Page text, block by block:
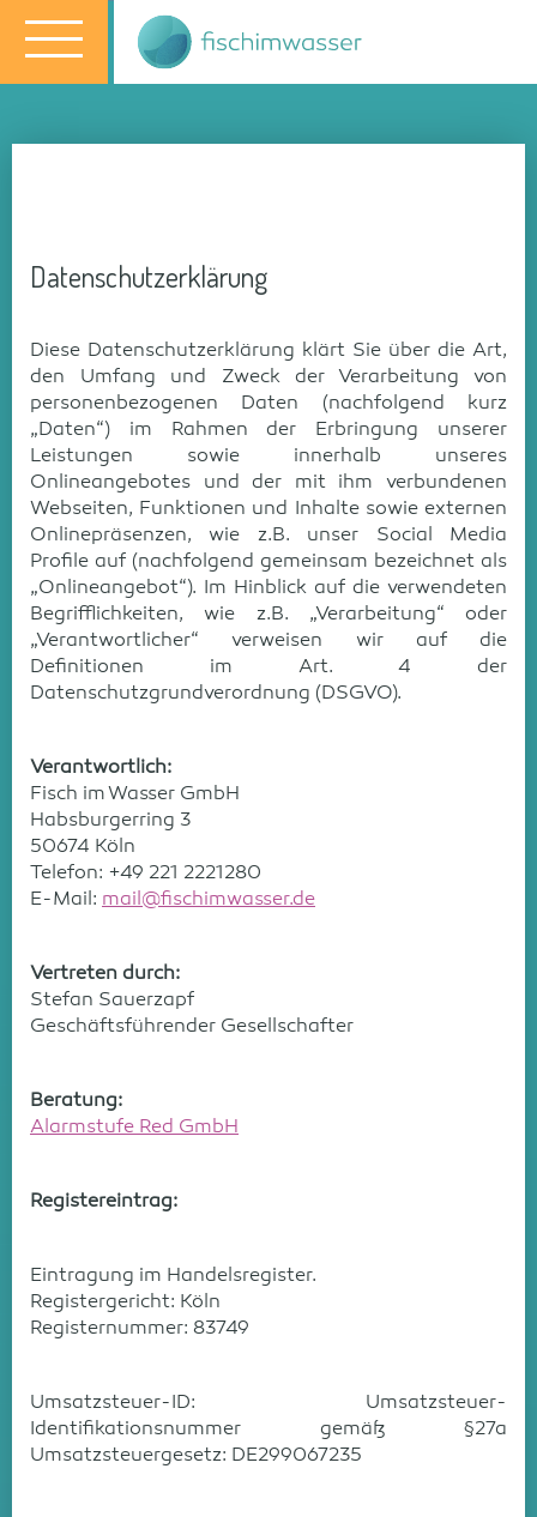
Datenschutzerklärung
Diese Datenschutzerklärung klärt Sie über die Art,
den Umfang und Zweck der Verarbeitung von
personenbezogenen Daten (nachfolgend kurz
„Daten“) im Rahmen der Erbringung unserer
Leistungen sowie innerhalb unseres
Onlineangebotes und der mit ihm verbundenen
Webseiten, Funktionen und Inhalte sowie externen
Onlinepräsenzen, wie z.B. unser Social Media
Profile auf (nachfolgend gemeinsam bezeichnet als
„Onlineangebot“). Im Hinblick auf die verwendeten
Begrifflichkeiten, wie z.B. „Verarbeitung“ oder
„Verantwortlicher“ verweisen wir auf die
Definitionen im Art. 4 der
Datenschutzgrundverordnung (DSGVO).
Verantwortlich:
Fisch im Wasser GmbH
Habsburgerring 3
50674 Köln
Telefon: +49 221 2221280
E-Mail: mail@fischimwasser.de
Vertreten durch:
Stefan Sauerzapf
Geschäftsführender Gesellschafter
Beratung:
Alarmstufe Red GmbH
Registereintrag:
Eintragung im Handelsregister.
Registergericht: Köln
Registernummer: 83749
Umsatzsteuer-ID: Umsatzsteuer-
Identifikationsnummer gemäß §27a
Umsatzsteuergesetz: DE299067235